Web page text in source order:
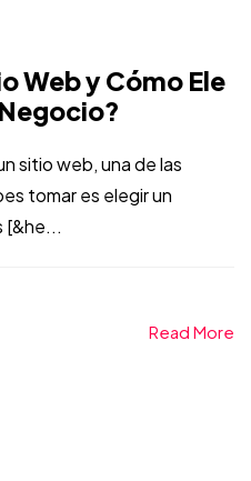
Web y Cómo Ele
sitio web, una de las
tomar es elegir un
[&he...
Read More